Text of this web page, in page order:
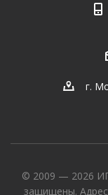
г.
© 2009 — 2026
защищены.